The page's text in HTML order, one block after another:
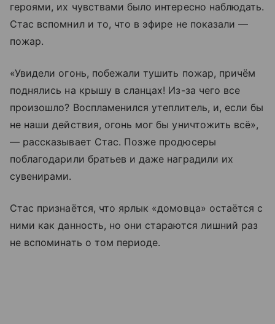
героями, их чувствами было интересно наблюдать.
Стас вспомнил и то, что в эфире не показали —
пожар.
«Увидели огонь, побежали тушить пожар, причём
поднялись на крышу в сланцах! Из-за чего все
произошло? Воспламенился утеплитель, и, если бы
не наши действия, огонь мог бы уничтожить всё»,
— рассказывает Стас. Позже продюсеры
поблагодарили братьев и даже наградили их
сувенирами.
Стас признаётся, что ярлык «домовца» остаётся с
ними как данность, но они стараются лишний раз
не вспоминать о том периоде.